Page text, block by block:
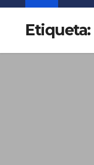
Etiqueta: